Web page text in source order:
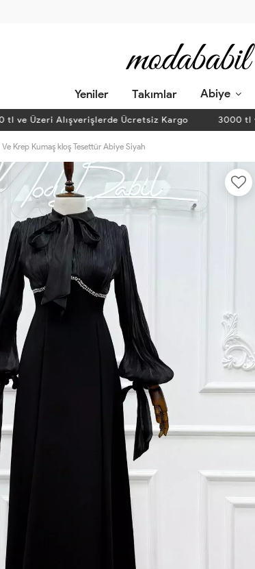
Yeniler Takımlar Abiye
Üzeri Alışverişlerde Ücretsiz Kargo 3000 tl ve
Ve Krep Kumaş kloş Tesettür Abiye Siyah